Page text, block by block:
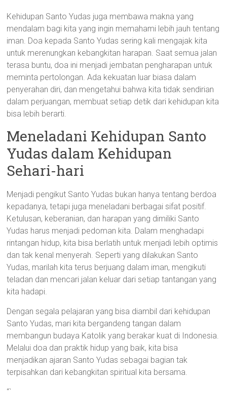
Kehidupan Santo Yudas juga membawa makna yang
mendalam bagi kita yang ingin memahami lebih jauh tentang
iman. Doa kepada Santo Yudas sering kali mengajak kita
untuk merenungkan kebangkitan harapan. Saat semua jalan
terasa buntu, doa ini menjadi jembatan pengharapan untuk
meminta pertolongan. Ada kekuatan luar biasa dalam
penyerahan diri, dan mengetahui bahwa kita tidak sendirian
dalam perjuangan, membuat setiap detik dari kehidupan kita
bisa lebih berarti.
Meneladani Kehidupan Santo
Yudas dalam Kehidupan
Sehari-hari
Menjadi pengikut Santo Yudas bukan hanya tentang berdoa
kepadanya, tetapi juga meneladani berbagai sifat positif.
Ketulusan, keberanian, dan harapan yang dimiliki Santo
Yudas harus menjadi pedoman kita. Dalam menghadapi
rintangan hidup, kita bisa berlatih untuk menjadi lebih optimis
dan tak kenal menyerah. Seperti yang dilakukan Santo
Yudas, marilah kita terus berjuang dalam iman, mengikuti
teladan dan mencari jalan keluar dari setiap tantangan yang
kita hadapi.
Dengan segala pelajaran yang bisa diambil dari kehidupan
Santo Yudas, mari kita bergandeng tangan dalam
membangun budaya Katolik yang berakar kuat di Indonesia.
Melalui doa dan praktik hidup yang baik, kita bisa
menjadikan ajaran Santo Yudas sebagai bagian tak
terpisahkan dari kebangkitan spiritual kita bersama.
“`